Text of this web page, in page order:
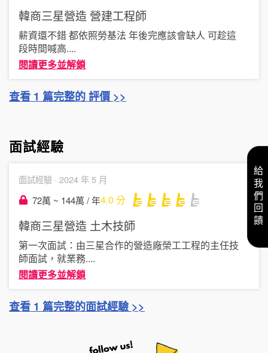
韓商三星營造 營建工程師
薪資還不錯 都依照勞基法 年後完應該會缺人 可趁這
段時間喊高....
閱讀更多並解鎖
查看 1 篇完整的 評價 >>
面試經驗
面試經驗 · 2024 年 5 月
72萬 ~ 144萬 / 年4.0 分
韓商三星營造 土木技師
第一次面試：由三星合作的營造廠榮工工程的主任技
師面試，就業務....
閱讀更多並解鎖
查看 1 篇完整的面試經驗 >>
給我們回饋